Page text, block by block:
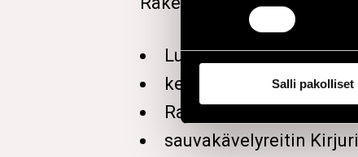
Salli pakolliset
Luotojen lenkki
kesäkierros
Raatimiehenluodon reitti
sauvakävelyreitin